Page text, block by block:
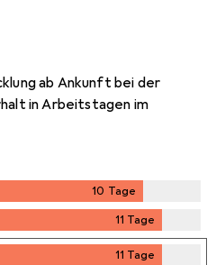
ab Ankunft bei der
in Arbeitstagen im
10 Tage
11 Tage
11 Tage